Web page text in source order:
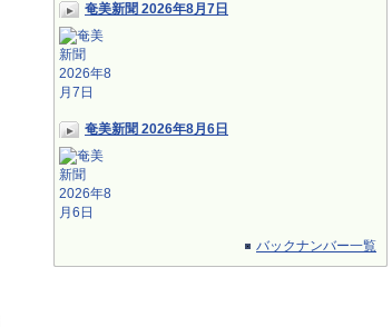
奄美新聞 2026年8月7日
奄美新聞 2026年8月6日
バックナンバー一覧